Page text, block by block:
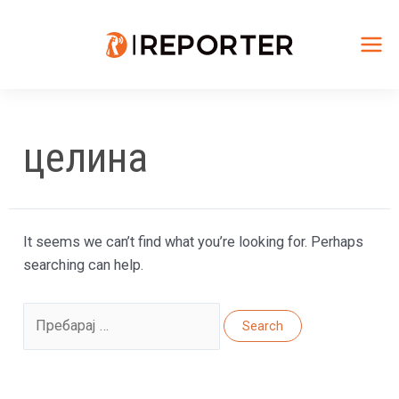
целина
It seems we can’t find what you’re looking for. Perhaps
searching can help.